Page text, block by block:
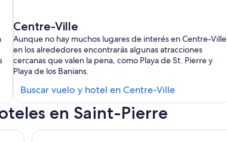
Centre-Ville
Aunque no hay muchos lugares de interés en Centre-Ville,
en los alrededores encontrarás algunas atracciones
cercanas que valen la pena, como Playa de St. Pierre y
Playa de los Banians.
Buscar vuelo y hotel en Centre-VilleBuscar
hoteles
Centre-
en Saint-Pierre
Le Saint Pierre Hotel